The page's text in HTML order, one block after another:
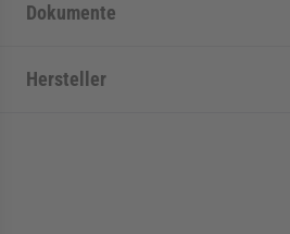
Dokumente
Hersteller